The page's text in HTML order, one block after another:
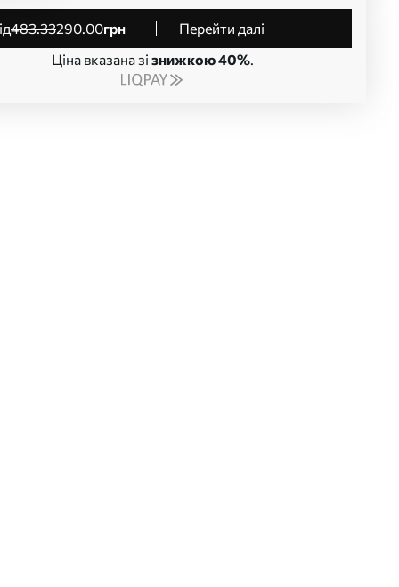
від483.33290.00грн
Перейти далі
Ціна вказана зі знижкою 40%.